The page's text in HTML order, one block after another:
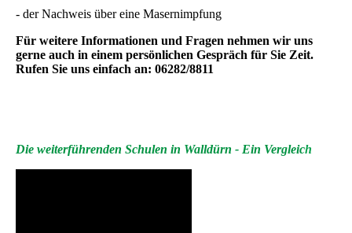
- der Nachweis über eine Masernimpfung
Für weitere Informationen und Fragen nehmen wir uns
gerne auch in einem persönlichen Gespräch für Sie Zeit.
Rufen Sie uns einfach an: 06282/8811
Die weiterführenden Schulen in Walldürn - Ein Vergleich